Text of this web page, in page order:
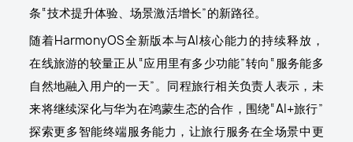
条“技术提升体验、场景激活增长”的新路径。
随着HarmonyOS全新版本与AI核心能力的持续释放，
在线旅游的较量正从“应用里有多少功能”转向“服务能多
自然地融入用户的一天”。同程旅行相关负责人表示，未
来将继续深化与华为在鸿蒙生态的合作，围绕“AI+旅行”
探索更多智能终端服务能力，让旅行服务在全场景中更